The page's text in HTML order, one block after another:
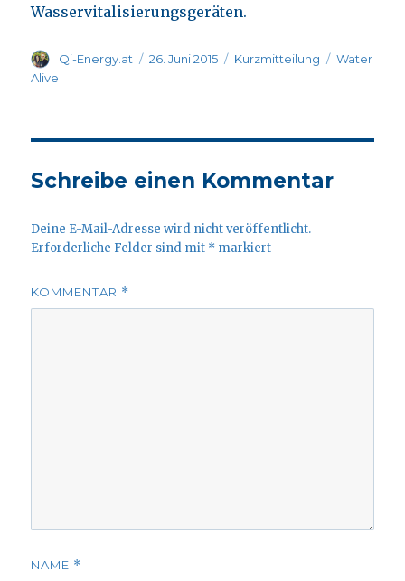
Wasservitalisierungsgeräten.
Autor
Qi-Energy.at
Veröffentlicht
26. Juni 2015 Format
Kurzmitteilung Kategorien
Water
Alive
Schreibe einen Kommentar
Deine E-Mail-Adresse wird nicht veröffentlicht.
Erforderliche Felder sind mit * markiert
KOMMENTAR *
NAME *